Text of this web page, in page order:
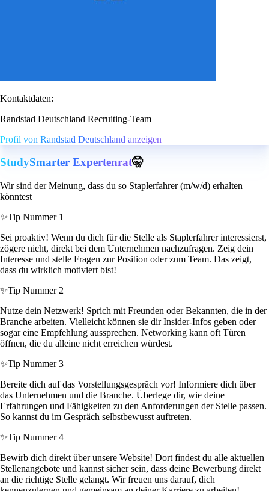
Kontaktdaten:
Randstad Deutschland Recruiting-Team
Profil von Randstad Deutschland anzeigen
StudySmarter Expertenrat🤫
Wir sind der Meinung, dass du so Staplerfahrer (m/w/d) erhalten
könntest
✨Tip Nummer 1
Sei proaktiv! Wenn du dich für die Stelle als Staplerfahrer interessierst,
zögere nicht, direkt bei dem Unternehmen nachzufragen. Zeig dein
Interesse und stelle Fragen zur Position oder zum Team. Das zeigt,
dass du wirklich motiviert bist!
✨Tip Nummer 2
Nutze dein Netzwerk! Sprich mit Freunden oder Bekannten, die in der
Branche arbeiten. Vielleicht können sie dir Insider-Infos geben oder
sogar eine Empfehlung aussprechen. Networking kann oft Türen
öffnen, die du alleine nicht erreichen würdest.
✨Tip Nummer 3
Bereite dich auf das Vorstellungsgespräch vor! Informiere dich über
das Unternehmen und die Branche. Überlege dir, wie deine
Erfahrungen und Fähigkeiten zu den Anforderungen der Stelle passen.
So kannst du im Gespräch selbstbewusst auftreten.
✨Tip Nummer 4
Bewirb dich direkt über unsere Website! Dort findest du alle aktuellen
Stellenangebote und kannst sicher sein, dass deine Bewerbung direkt
an die richtige Stelle gelangt. Wir freuen uns darauf, dich